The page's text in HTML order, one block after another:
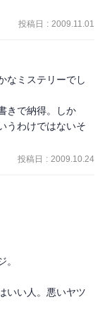
投稿日 : 2009.11.01
なミステリーでし
きで納得。しか
うわけではないそ
投稿日 : 2009.10.24
いい人。悪いヤツ